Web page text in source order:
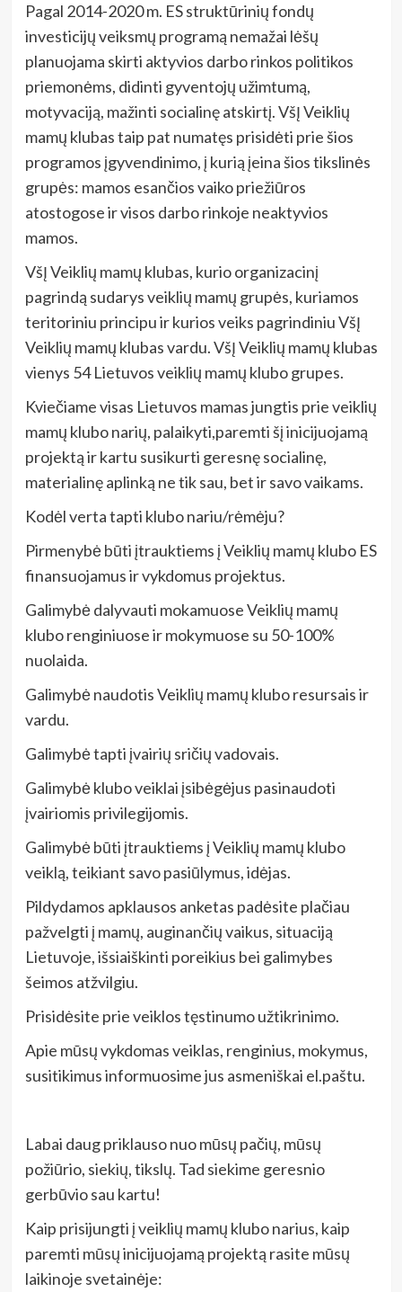
Pagal 2014-2020 m. ES struktūrinių fondų
investicijų veiksmų programą nemažai lėšų
planuojama skirti aktyvios darbo rinkos politikos
priemonėms, didinti gyventojų užimtumą,
motyvaciją, mažinti socialinę atskirtį. VšĮ Veiklių
mamų klubas taip pat numatęs prisidėti prie šios
programos įgyvendinimo, į kurią įeina šios tikslinės
grupės: mamos esančios vaiko priežiūros
atostogose ir visos darbo rinkoje neaktyvios
mamos.
VšĮ Veiklių mamų klubas, kurio organizacinį
pagrindą sudarys veiklių mamų grupės, kuriamos
teritoriniu principu ir kurios veiks pagrindiniu VšĮ
Veiklių mamų klubas vardu. VšĮ Veiklių mamų klubas
vienys 54 Lietuvos veiklių mamų klubo grupes.
Kviečiame visas Lietuvos mamas jungtis prie veiklių
mamų klubo narių, palaikyti,paremti šį inicijuojamą
projektą ir kartu susikurti geresnę socialinę,
materialinę aplinką ne tik sau, bet ir savo vaikams.
Kodėl verta tapti klubo nariu/rėmėju?
Pirmenybė būti įtrauktiems į Veiklių mamų klubo ES
finansuojamus ir vykdomus projektus.
Galimybė dalyvauti mokamuose Veiklių mamų
klubo renginiuose ir mokymuose su 50-100%
nuolaida.
Galimybė naudotis Veiklių mamų klubo resursais ir
vardu.
Galimybė tapti įvairių sričių vadovais.
Galimybė klubo veiklai įsibėgėjus pasinaudoti
įvairiomis privilegijomis.
Galimybė būti įtrauktiems į Veiklių mamų klubo
veiklą, teikiant savo pasiūlymus, idėjas.
Pildydamos apklausos anketas padėsite plačiau
pažvelgti į mamų, auginančių vaikus, situaciją
Lietuvoje, išsiaiškinti poreikius bei galimybes
šeimos atžvilgiu.
Prisidėsite prie veiklos tęstinumo užtikrinimo.
Apie mūsų vykdomas veiklas, renginius, mokymus,
susitikimus informuosime jus asmeniškai el.paštu.
Labai daug priklauso nuo mūsų pačių, mūsų
požiūrio, siekių, tikslų. Tad siekime geresnio
gerbūvio sau kartu!
Kaip prisijungti į veiklių mamų klubo narius, kaip
paremti mūsų inicijuojamą projektą rasite mūsų
laikinoje svetainėje: